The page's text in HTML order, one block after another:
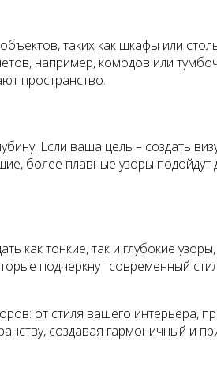
таких как шкафы или
например, комодов или
пространство.
Если ваша цель – создать
более плавные узоры подойдут
как тонкие, так и глубокие
подчеркнут современный
от стиля вашего интерьера,
создавая гармоничный и